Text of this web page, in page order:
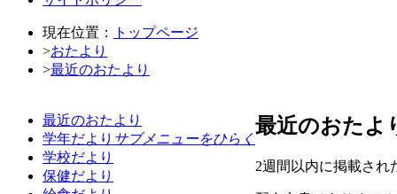
現在位置：
トップページ
>おたより
>最近のおたより
最近のおたより
学年だより サブメニューをひらく
学校だより
保健だより
最近のおたよ
2週間以内に掲載され